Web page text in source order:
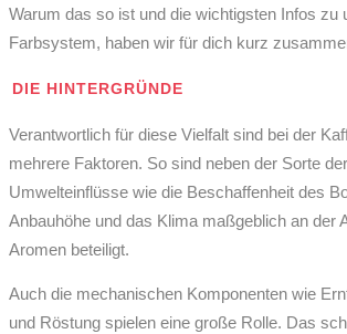
Warum das so ist und die wichtigsten Infos zu
Farbsystem, haben wir für dich kurz
DIE HINTERGRÜNDE
Verantwortlich für diese Vielfalt sind bei der
mehrere Faktoren. So sind neben der Sorte
Umwelteinflüsse wie die Beschaffenheit des
Anbauhöhe und das Klima maßgeblich an der
Aromen beteiligt.
Auch die mechanischen Komponenten wie
und Röstung spielen eine große Rolle. Das